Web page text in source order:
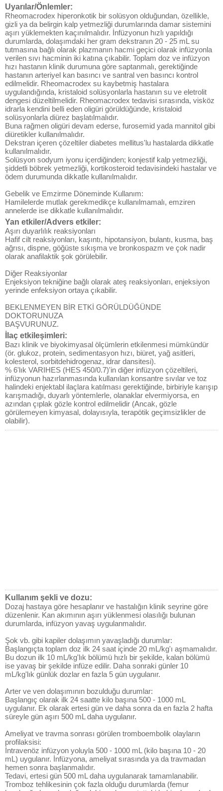
Uyarılar/Önlemler:
Rheomacrodex hiperonkotik bir solüsyon olduğundan, özellikle,
gizli ya da belirgin kalp yetmezliği durumlarında damar sistemini
aşırı yüklemekten kaçınılmalıdır. İnfüzyonun hızlı yapıldığı
durumlarda, dolaşımdaki her gram dekstranın 20 - 25 mL su
tutmasına bağlı olarak plazmanın hacmi geçici olarak infüzyonla
verilen sıvı hacminin iki katına çıkabilir. Toplam doz ve infüzyon
hızı hastanın klinik durumuna göre saptanmalı, gerektiğinde
hastanın arteriyel kan basıncı ve santral ven basıncı kontrol
edilmelidir. Rheomacrodex su kaybetmiş hastalara
uygulandığında, kristaloid solüsyonlarla hastanın su ve eletrolit
dengesi düzeltilmelidir. Rheomacrodex tedavisi sırasında, visköz
idrarla kendini belli eden oligüri görüldüğünde, kristaloid
solüsyonlarla diürez başlatılmalıdır.
Buna rağmen oligüri devam ederse, furosemid yada mannitol gibi
diüretikler kullanılmalıdır.
Dekstran içeren çözeltiler diabetes mellitus'lu hastalarda dikkatle
kullanılmalıdır.
Solüsyon sodyum iyonu içerdiğinden; konjestif kalp yetmezliği,
şiddetli böbrek yetmezliği, kortikosteroid tedavisindeki hastalar ve
ödem durumunda dikkatle kullanılmalıdır.
Gebelik ve Emzirme Döneminde Kullanım:
Hamilelerde mutlak gerekmedikçe kullanılmamalı, emziren
annelerde ise dikkatle kullanılmalıdır.
Yan etkiler/Advers etkiler:
Aşırı duyarlılık reaksiyonları
Hafif cilt reaksiyonları, kaşıntı, hipotansiyon, bulantı, kusma, baş
ağrısı, dispne, göğüste sıkışma ve bronkospazm ve çok nadir
olarak anafilaktik şok görülebilir.
Diğer Reaksiyonlar
Enjeksiyon tekniğine bağlı olarak ateş reaksiyonları, enjeksiyon
yerinde enfeksiyon ortaya çıkabilir.
BEKLENMEYEN BİR ETKİ GÖRÜLDÜĞÜNDE
DOKTORUNUZA
BAŞVURUNUZ.
İlaç etkileşimleri:
Bazı klinik ve biyokimyasal ölçümlerin etkilenmesi mümkündür
(ör. glukoz, protein, sedimentasyon hızı, biüret, yağ asitleri,
kolesterol, sorbitdehidrogenaz, idrar dansitesi).
% 6'lık VARIHES (HES 450/0.7)'in diğer infüzyon çözeltileri,
infüzyonun hazırlanmasında kullanılan konsantre sıvılar ve toz
halindeki enjektabl ilaçlara katılması gerektiğinde, birbiriyle karışıp
karışmadığı, duyarlı yöntemlerle, olanaklar elvermiyorsa, en
azından çıplak gözle kontrol edilmelidir (Ancak, gözle
görülemeyen kimyasal, dolayısıyla, terapötik geçimsizlikler de
olabilir).
Kullanım şekli ve dozu:
Dozaj hastaya göre hesaplanır ve hastalığın klinik seyrine göre
düzenlenir. Kan akımının aşırı yüklenmesi olasılığı bulunan
durumlarda, infüzyon yavaş uygulanmalıdır.
Şok vb. gibi kapiler dolaşımın yavaşladığı durumlar:
Başlangıçta toplam doz ilk 24 saat içinde 20 mL/kg'ı aşmamalıdır.
Bu dozun ilk 10 mL/kg'lık bölümü hızlı bir şekilde, kalan bölümü
ise yavaş bir şekilde infüze edilir. Daha sonraki günler 10
mL/kg'lık günlük dozlar en fazla 5 gün uygulanır.
Arter ve ven dolaşımının bozulduğu durumlar:
Başlangıç olarak ilk 24 saatte kilo başına 500 - 1000 mL
uygulanır. Ek olarak ertesi gün ve daha sonra da en fazla 2 hafta
süreyle gün aşırı 500 mL daha uygulanır.
Ameliyat ve travma sonrası görülen tromboembolik olayların
profilaksisi:
İntravenöz infüzyon yoluyla 500 - 1000 mL (kilo başına 10 - 20
mL) uygulanır. İnfüzyona, ameliyat sırasında ya da travmadan
hemen sonra başlanmalıdır.
Tedavi, ertesi gün 500 mL daha uygulanarak tamamlanabilir.
Tromboz tehlikesinin çok fazla olduğu durumlarda (femur